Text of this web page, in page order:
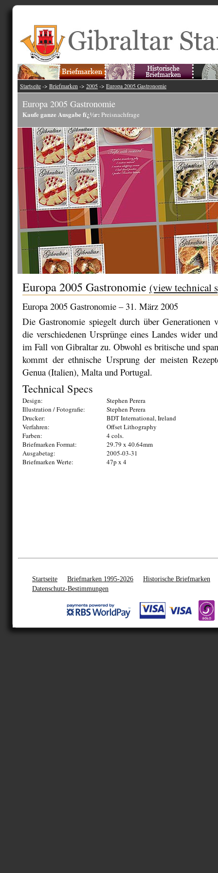
Startseite -> Briefmarken -> 2005 -> Europa 2005 Gastronomie
Europa 2005 Gastronomie
Kaufe ganze Ausgabe fï¿½r: Preisnachfrage
Europa 2005 Gastronomie (view technical
Europa 2005 Gastronomie – 31. März 2005
Die Gastronomie spiegelt durch über Generationen
die verschiedenen Ursprünge eines Landes wider
im Fall von Gibraltar zu. Obwohl es britische und
kommt der ethnische Ursprung der meisten
Genua (Italien), Malta und Portugal.
Technical Specs
Design:
Stephen Perera
Illustration / Fotografie:
Stephen Perera
Drucker:
BDT International, Ireland
Verfahren:
Offset Lithography
Farben:
4 cols.
Briefmarken Format:
29.79 x 40.64mm
Ausgabetag:
2005-03-31
Briefmarken Werte:
47p x 4
Startseite Briefmarken 1995-2026
Historische Briefmarken
Datenschutz-Bestimmungen